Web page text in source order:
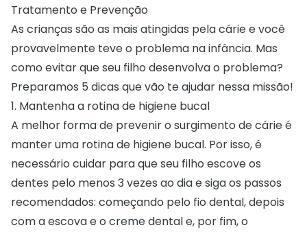
Tratamento e Prevenção
As crianças são as mais atingidas pela cárie e você
provavelmente teve o problema na infância. Mas
como evitar que seu filho desenvolva o problema?
Preparamos 5 dicas que vão te ajudar nessa missão!
1. Mantenha a rotina de higiene bucal
A melhor forma de prevenir o surgimento de cárie é
manter uma rotina de higiene bucal. Por isso, é
necessário cuidar para que seu filho escove os
dentes pelo menos 3 vezes ao dia e siga os passos
recomendados: começando pelo fio dental, depois
com a escova e o creme dental e, por fim, o